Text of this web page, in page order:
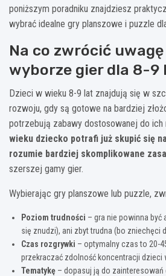
poniższym poradniku znajdziesz
wybrać idealne gry planszowe i puzzle
Na co zwrócić
wyborze gier dla 8-9
Dzieci w wieku 8-9 lat znajdują się w
rozwoju, gdy są gotowe na bardziej
potrzebują zabawy dostosowanej do ich
wieku dziecko potrafi już skupić się
rozumie bardziej skomplikowane
szerszej gamy gier.
Wybierając gry planszowe lub puzzle,
Poziom trudności – gra nie powinna być
się znudzi), ani zbyt trudna (bo zniechęci
Czas rozgrywki – optymalny czas to 20-
przekraczać zdolność koncentracji dzieci
Tematykę – dopasuj ją do